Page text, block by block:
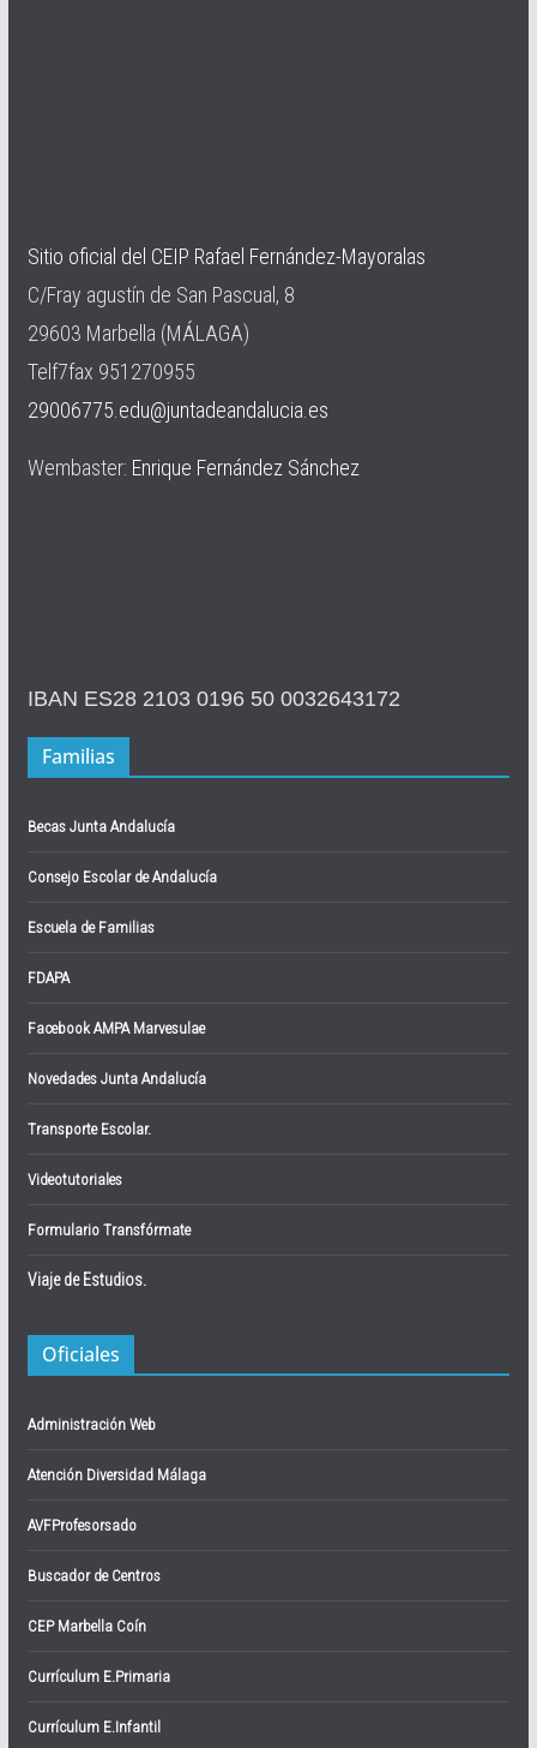
Sitio oficial del CEIP Rafael Fernández-Mayoralas
C/Fray agustín de San Pascual, 8
29603 Marbella (MÁLAGA)
Telf7fax 951270955
29006775.edu@juntadeandalucia.es
Wembaster: Enrique Fernández Sánchez
IBAN ES28 2103 0196 50 0032643172
Familias
Becas Junta Andalucía
Consejo Escolar de Andalucía
Escuela de Familias
FDAPA
Facebook AMPA Marvesulae
Novedades Junta Andalucía
Transporte Escolar.
Videotutoriales
Formulario Transfórmate
Viaje de Estudios.
Oficiales
Administración Web
Atención Diversidad Málaga
AVFProfesorsado
Buscador de Centros
CEP Marbella Coín
Currículum E.Primaria
Currículum E.Infantil